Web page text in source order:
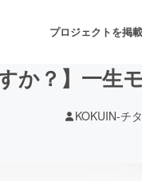
プロジェクトを掲
か？】一
KOKUIN-チ